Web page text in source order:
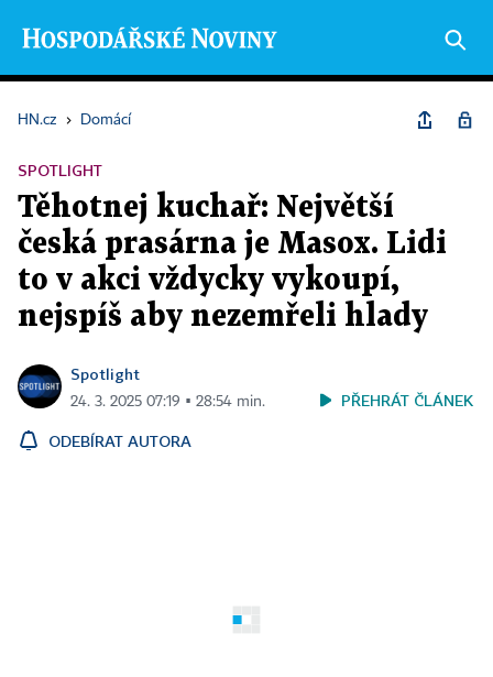
HN.cz › Domácí
SPOTLIGHT
Těhotnej kuchař: Největší
česká prasárna je Masox. Lidi
to v akci vždycky vykoupí,
nejspíš aby nezemřeli hlady
Spotlight
24. 3. 2025 07:19 ▪ 28:54 min. PŘEHRÁT ČLÁNEK
ODEBÍRAT AUTORA